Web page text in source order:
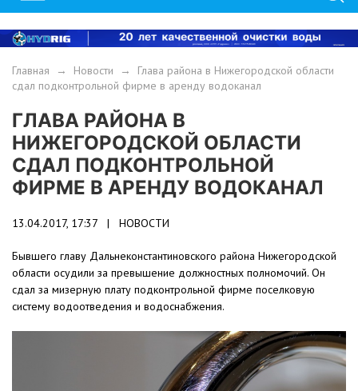
Главная → Новости → Глава района в Нижегородской области
сдал подконтрольной фирме в аренду водоканал
ГЛАВА РАЙОНА В
НИЖЕГОРОДСКОЙ ОБЛАСТИ
СДАЛ ПОДКОНТРОЛЬНОЙ
ФИРМЕ В АРЕНДУ ВОДОКАНАЛ
13.04.2017, 17:37 | НОВОСТИ
Бывшего главу Дальнеконстантиновского района Нижегородской
области осудили за превышение должностных полномочий. Он
сдал за мизерную плату подконтрольной фирме поселковую
систему водоотведения и водоснабжения.